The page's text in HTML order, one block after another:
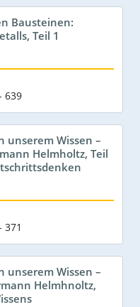
Bausteinen:
Teil 1
639
unserem Wissen –
Helmholtz, Teil
371
unserem Wissen –
Helmhnoltz,